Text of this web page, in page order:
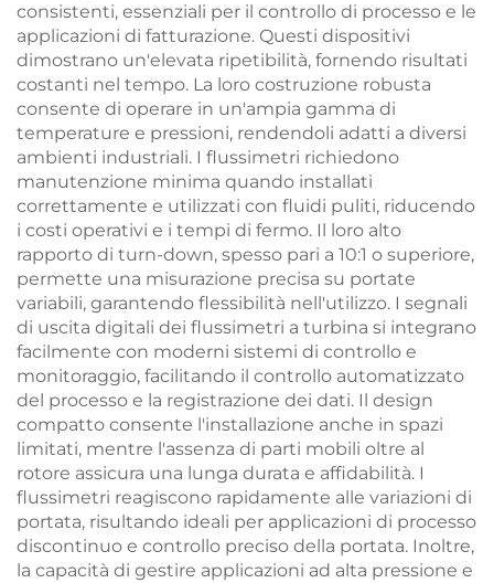
consistenti, essenziali per il controllo di processo e le
applicazioni di fatturazione. Questi dispositivi
dimostrano un'elevata ripetibilità, fornendo risultati
costanti nel tempo. La loro costruzione robusta
consente di operare in un'ampia gamma di
temperature e pressioni, rendendoli adatti a diversi
ambienti industriali. I flussimetri richiedono
manutenzione minima quando installati
correttamente e utilizzati con fluidi puliti, riducendo
i costi operativi e i tempi di fermo. Il loro alto
rapporto di turn-down, spesso pari a 10:1 o superiore,
permette una misurazione precisa su portate
variabili, garantendo flessibilità nell'utilizzo. I segnali
di uscita digitali dei flussimetri a turbina si integrano
facilmente con moderni sistemi di controllo e
monitoraggio, facilitando il controllo automatizzato
del processo e la registrazione dei dati. Il design
compatto consente l'installazione anche in spazi
limitati, mentre l'assenza di parti mobili oltre al
rotore assicura una lunga durata e affidabilità. I
flussimetri reagiscono rapidamente alle variazioni di
portata, risultando ideali per applicazioni di processo
discontinuo e controllo preciso della portata. Inoltre,
la capacità di gestire applicazioni ad alta pressione e